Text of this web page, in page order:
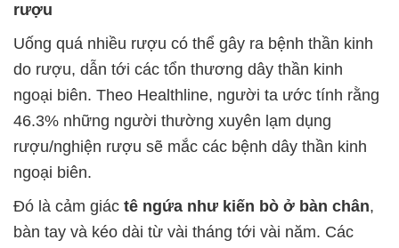
rượu
Uống quá nhiều rượu có thể gây ra bệnh thần kinh
do rượu, dẫn tới các tổn thương dây thần kinh
ngoại biên. Theo Healthline, người ta ước tính rằng
46.3% những người thường xuyên lạm dụng
rượu/nghiện rượu sẽ mắc các bệnh dây thần kinh
ngoại biên.
Đó là cảm giác tê ngứa như kiến bò ở bàn chân,
bàn tay và kéo dài từ vài tháng tới vài năm. Các